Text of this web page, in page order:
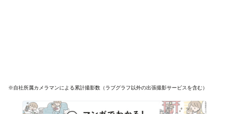
※自社所属カメラマンによる累計撮影数（ラブグラフ以外の出張撮影サービスを含む）